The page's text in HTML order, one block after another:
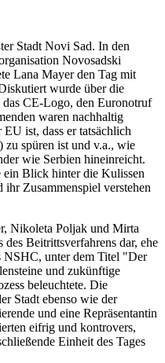
Stadt Novi Sad. In den
Novosadski
Lana Mayer den Tag mit
wurde über die
CE-Logo, den Euronotruf
waren nachhaltig
ist, dass er tatsächlich
zu spüren ist und v.a., wie
wie Serbien hineinreicht.
ein Blick hinter die Kulissen
Zusammenspiel verstehen
Nikoleta Poljak und Mirta
Beitrittsverfahrens dar, ehe
unter dem Titel "Der
und zukünftige
beleuchtete. Die
Stadt ebenso wie der
und eine Repräsentantin
eifrig und kontrovers,
Einheit des Tages